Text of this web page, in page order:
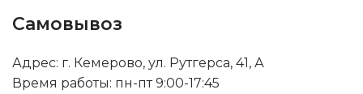
Самовывоз
Адрес: г. Кемерово, ул. Рутгерса, 41, А
Время работы: пн-пт 9:00-17:45